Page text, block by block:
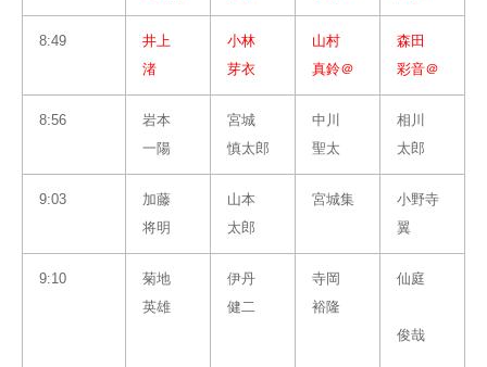
8:49
井上
渚
小林
芽衣
山村
真鈴＠
森田
彩音＠
8:56
岩本
一陽
宮城
慎太郎
中川
聖太
相川
太郎
9:03
加藤
将明
山本
太郎
宮城集
小野寺
翼
9:10
菊地
英雄
伊丹
健二
寺岡
裕隆
仙庭
俊哉